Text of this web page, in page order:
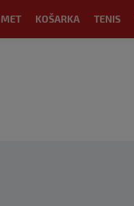
KOŠARKA TENIS